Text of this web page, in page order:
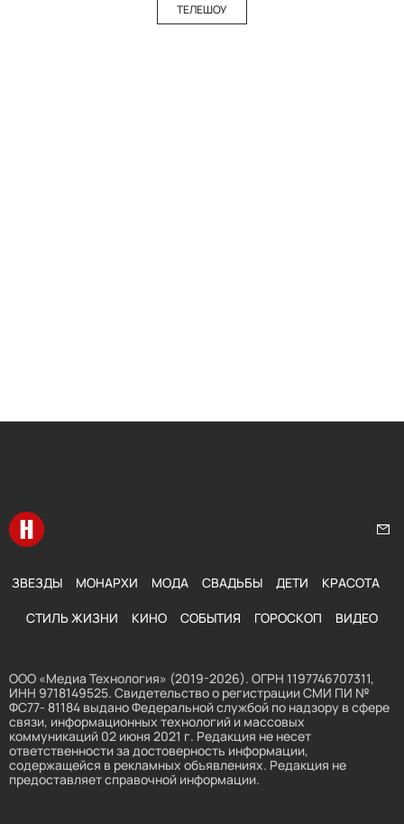
ТЕЛЕШОУ
Перейти на главную
ЗВЕЗДЫ МОНАРХИ МОДА СВАДЬБЫ ДЕТИ КРАСОТА
СТИЛЬ ЖИЗНИ КИНО СОБЫТИЯ ГОРОСКОП ВИДЕО
ООО «Медиа Технология» (2019-2026). ОГРН 1197746707311,
ИНН 9718149525. Свидетельство о регистрации СМИ ПИ №
ФС77- 81184 выдано Федеральной службой по надзору в сфере
связи, информационных технологий и массовых
коммуникаций 02 июня 2021 г. Редакция не несет
ответственности за достоверность информации,
содержащейся в рекламных объявлениях. Редакция не
предоставляет справочной информации.